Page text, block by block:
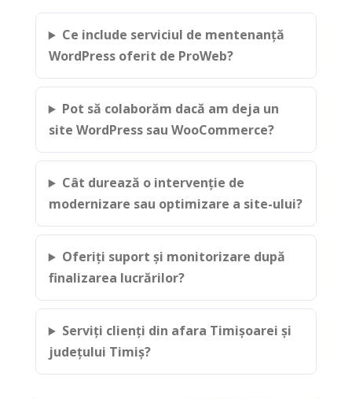
Ce include serviciul de mentenanță
WordPress oferit de ProWeb?
Pot să colaborăm dacă am deja un
site WordPress sau WooCommerce?
Cât durează o intervenție de
modernizare sau optimizare a site-ului?
Oferiți suport și monitorizare după
finalizarea lucrărilor?
Serviți clienți din afara Timișoarei și
județului Timiș?